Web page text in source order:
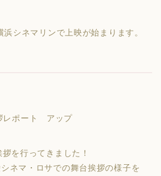
シネマリンで上映が始まります。
ポート アップ
を行ってきました！
ネマ・ロサでの舞台挨拶の様子を